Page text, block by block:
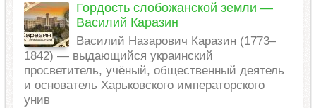
Гордость слобожанской земли —
Василий Каразин
Василий Назарович Каразин (1773–
1842) — выдающийся украинский
просветитель, учёный, общественный деятель
и основатель Харьковского императорского
унив